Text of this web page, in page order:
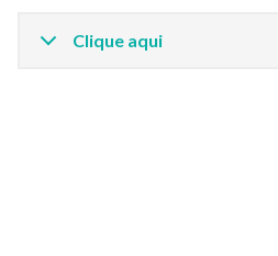
Clique aqui